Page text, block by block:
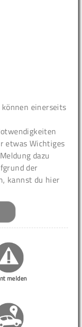
einerseits
etwas Wichtiges
dazu
der
kannst du hier
melden